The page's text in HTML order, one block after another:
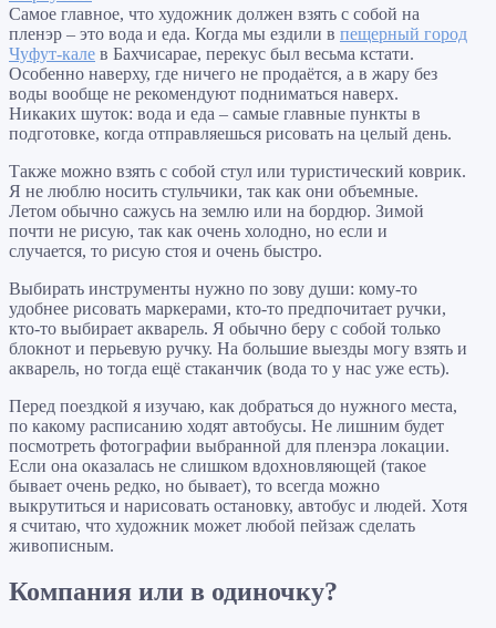
Самое главное, что художник должен взять с собой на
пленэр – это вода и еда. Когда мы ездили в пещерный город
Чуфут-кале в Бахчисарае, перекус был весьма кстати.
Особенно наверху, где ничего не продаётся, а в жару без
воды вообще не рекомендуют подниматься наверх.
Никаких шуток: вода и еда – самые главные пункты в
подготовке, когда отправляешься рисовать на целый день.
Также можно взять с собой стул или туристический коврик.
Я не люблю носить стульчики, так как они объемные.
Летом обычно сажусь на землю или на бордюр. Зимой
почти не рисую, так как очень холодно, но если и
случается, то рисую стоя и очень быстро.
Выбирать инструменты нужно по зову души: кому-то
удобнее рисовать маркерами, кто-то предпочитает ручки,
кто-то выбирает акварель. Я обычно беру с собой только
блокнот и перьевую ручку. На большие выезды могу взять и
акварель, но тогда ещё стаканчик (вода то у нас уже есть).
Перед поездкой я изучаю, как добраться до нужного места,
по какому расписанию ходят автобусы. Не лишним будет
посмотреть фотографии выбранной для пленэра локации.
Если она оказалась не слишком вдохновляющей (такое
бывает очень редко, но бывает), то всегда можно
выкрутиться и нарисовать остановку, автобус и людей. Хотя
я считаю, что художник может любой пейзаж сделать
живописным.
Компания или в одиночку?